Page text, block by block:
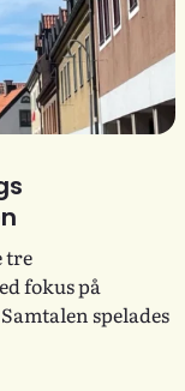
tre
fokus på
spelades